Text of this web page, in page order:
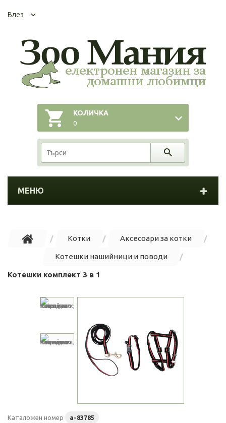
Влез
КОЛИЧКА
0
МЕНЮ
Котки Аксесоари за котки
Котешки нашийници и поводи
Котешки комплект 3 в 1
Каталожен номер a-83785